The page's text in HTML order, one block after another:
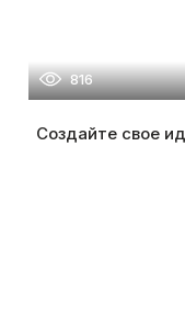
816
Создайте свое